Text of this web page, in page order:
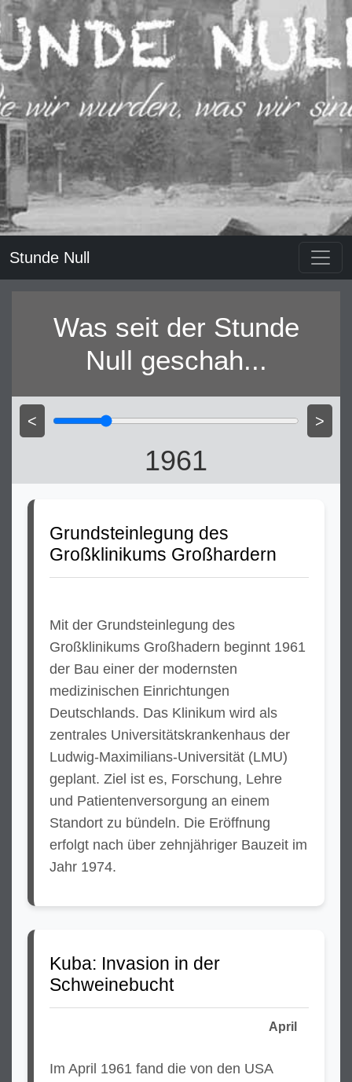
Stunde Null
Was seit der Stunde
Null geschah...
< >
1961
Grundsteinlegung des
Großklinikums Großhardern
Mit der Grundsteinlegung des
Großklinikums Großhadern beginnt 1961
der Bau einer der modernsten
medizinischen Einrichtungen
Deutschlands. Das Klinikum wird als
zentrales Universitätskrankenhaus der
Ludwig-Maximilians-Universität (LMU)
geplant. Ziel ist es, Forschung, Lehre
und Patientenversorgung an einem
Standort zu bündeln. Die Eröffnung
erfolgt nach über zehnjähriger Bauzeit im
Jahr 1974.
April
Kuba: Invasion in der
Schweinebucht
Im April 1961 fand die von den USA